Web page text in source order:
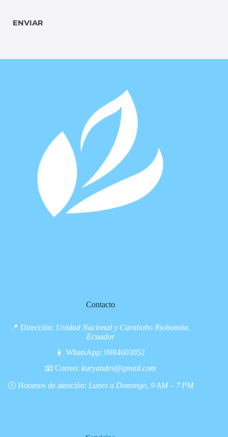
ENVIAR
Contacto
📍 Dirección: Unidad Nacional y Carabobo Riobamba,
Ecuador
📱 WhatsApp:0984603052
📧 Correo: kuryandes@gmail.com
🕓 Horarios de atención: Lunes a Domingo, 9 AM – 7 PM